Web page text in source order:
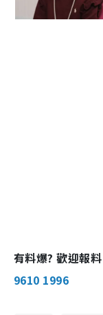
有料爆? 歡迎報
9610 1996